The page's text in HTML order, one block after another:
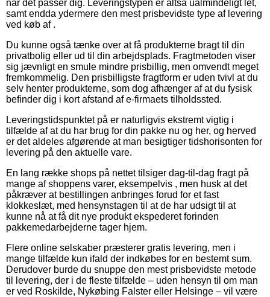
når det passer dig. Leveringstypen er altså ualmindeligt let,
samt endda ydermere den mest prisbevidste type af levering
ved køb af .
Du kunne også tænke over at få produkterne bragt til din
privatbolig eller ud til din arbejdsplads. Fragtmetoden viser
sig jævnligt en smule mindre prisbillig, men omvendt meget
fremkommelig. Den prisbilligste fragtform er uden tvivl at du
selv henter produkterne, som dog afhænger af at du fysisk
befinder dig i kort afstand af e-firmaets tilholdssted.
Leveringstidspunktet på er naturligvis ekstremt vigtig i
tilfælde af at du har brug for din pakke nu og her, og herved
er det aldeles afgørende at man besigtiger tidshorisonten for
levering på den aktuelle vare.
En lang række shops på nettet tilsiger dag-til-dag fragt på
mange af shoppens varer, eksempelvis , men husk at det
påkræver at bestillingen anbringes forud for et fast
klokkeslæt, med hensynstagen til at de har udsigt til at
kunne nå at få dit nye produkt ekspederet forinden
pakkemedarbejderne tager hjem.
Flere online selskaber præsterer gratis levering, men i
mange tilfælde kun ifald der indkøbes for en bestemt sum.
Derudover burde du snuppe den mest prisbevidste metode
til levering, der i de fleste tilfælde – uden hensyn til om man
er ved Roskilde, Nykøbing Falster eller Helsinge – vil være